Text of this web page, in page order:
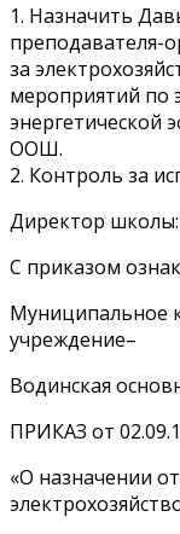
1. Назначить
преподавателя-
за
мероприятий по
энергетической
ООШ.
2. Контроль за
Директор школы:
С приказом
Муниципальное
учреждение–
Водинская
ПРИКАЗ от
«О назначении